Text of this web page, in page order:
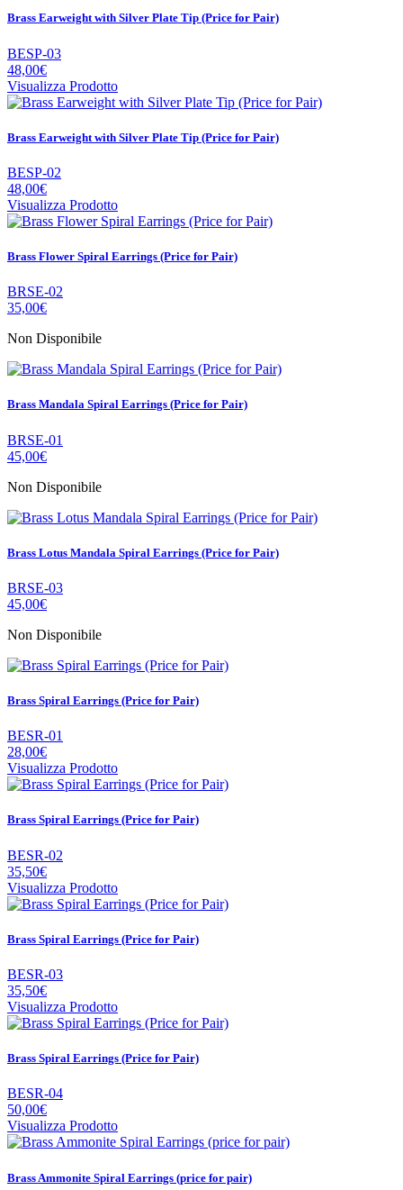
Brass Earweight with Silver Plate Tip (Price for Pair)
BESP-03
48,00€
Visualizza Prodotto
Brass Earweight with Silver Plate Tip (Price for Pair)
BESP-02
48,00€
Visualizza Prodotto
Brass Flower Spiral Earrings (Price for Pair)
BRSE-02
35,00€
Non Disponibile
Brass Mandala Spiral Earrings (Price for Pair)
BRSE-01
45,00€
Non Disponibile
Brass Lotus Mandala Spiral Earrings (Price for Pair)
BRSE-03
45,00€
Non Disponibile
Brass Spiral Earrings (Price for Pair)
BESR-01
28,00€
Visualizza Prodotto
Brass Spiral Earrings (Price for Pair)
BESR-02
35,50€
Visualizza Prodotto
Brass Spiral Earrings (Price for Pair)
BESR-03
35,50€
Visualizza Prodotto
Brass Spiral Earrings (Price for Pair)
BESR-04
50,00€
Visualizza Prodotto
Brass Ammonite Spiral Earrings (price for pair)